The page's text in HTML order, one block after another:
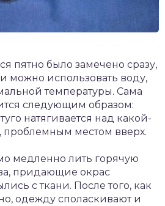
пятно было замечено сразу,
можно использовать воду,
температуры. Сама
следующим образом:
натягивается над какой-
проблемным местом вверх.
медленно лить горячую
придающие окрас
с ткани. После того, как
одежду споласкивают и